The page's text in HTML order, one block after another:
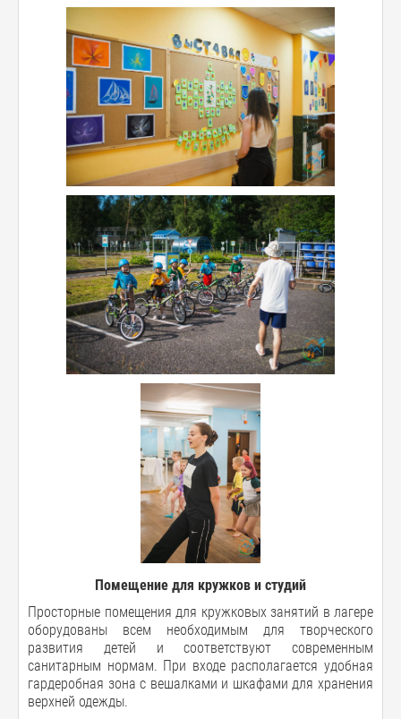
Помещение для кружков и студий
Просторные помещения для кружковых занятий в лагере
оборудованы всем необходимым для творческого
развития детей и соответствуют современным
санитарным нормам. При входе располагается удобная
гардеробная зона с вешалками и шкафами для хранения
верхней одежды.